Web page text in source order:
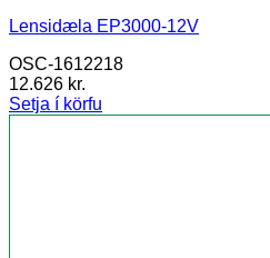
Lensidæla EP3000-12V
OSC-1612218
12.626 kr.
Setja í körfu